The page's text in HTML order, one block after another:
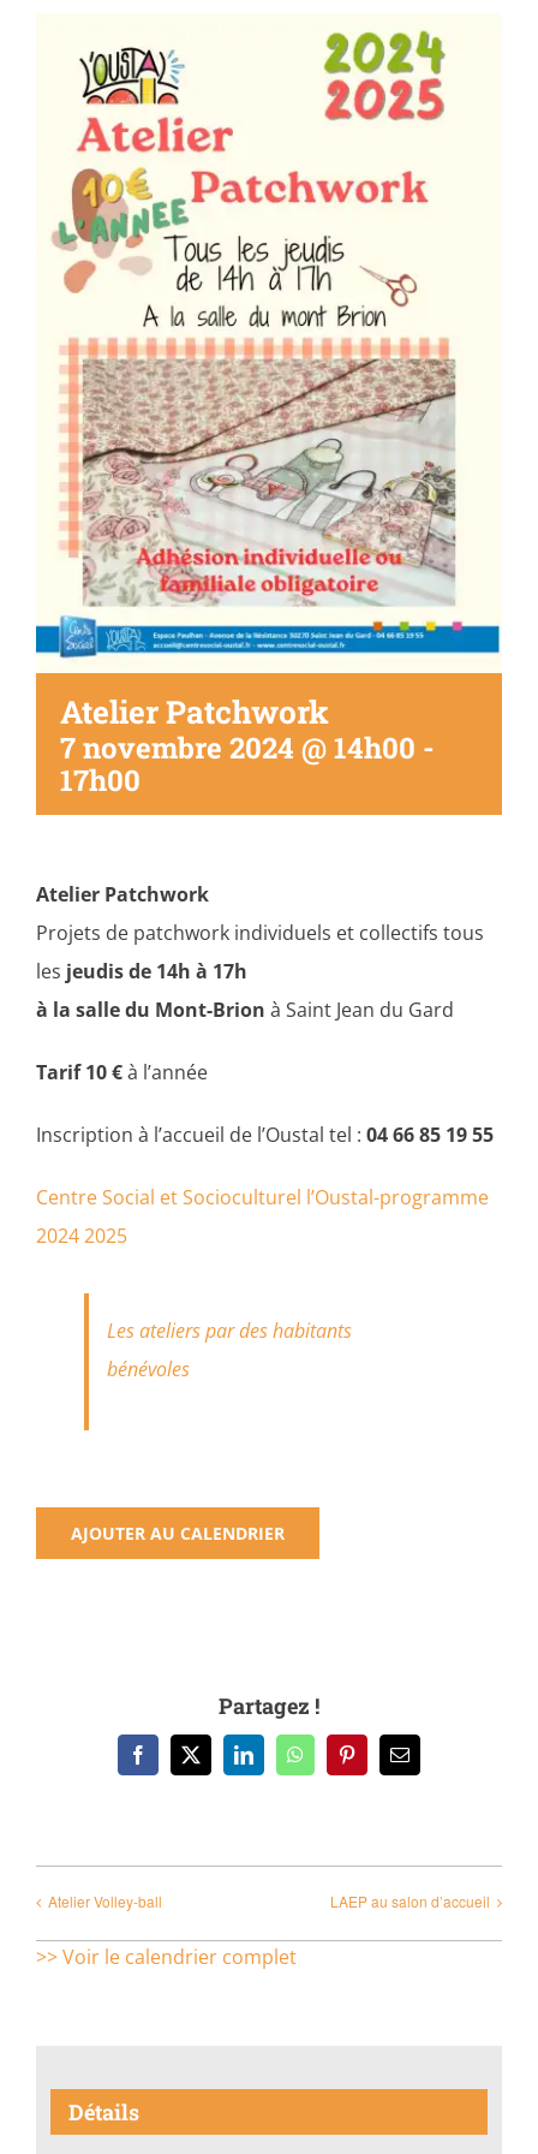
Séniors, Vie locale
Atelier Patchwork
7 novembre 2024 @ 14h00 -
17h00
Atelier Patchwork
Projets de patchwork individuels et collectifs tous
les jeudis de 14h à 17h
à la salle du Mont-Brion à Saint Jean du Gard
Tarif 10 €à l’année
Inscription à l’accueil de l’Oustal tel : 04 66 85 19 55
Centre Social et Socioculturel l’Oustal-programme
2024 2025
Les ateliers par des habitants
bénévoles
AJOUTER AU CALENDRIER
Partagez !
Facebook
X LinkedInWhatsAppPinterestEmail
Atelier Volley-ball LAEP au salon d’accueil
>> Voir le calendrier complet
Détails